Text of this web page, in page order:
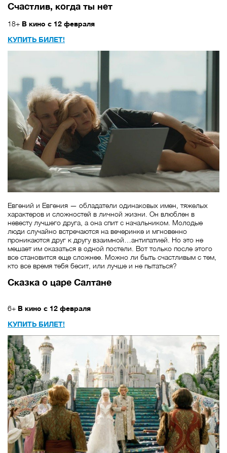
Счастлив, когда ты нет
18+ В кино с 12 февраля
КУПИТЬ БИЛЕТ!
Евгений и Евгения — обладатели одинаковых имен, тяжелых
характеров и сложностей в личной жизни. Он влюблен в
невесту лучшего друга, а она спит с начальником. Молодые
люди случайно встречаются на вечеринке и мгновенно
проникаются друг к другу взаимной…антипатией. Но это не
мешает им оказаться в одной постели. Вот только после этого
все становится еще сложнее. Можно ли быть счастливым с тем,
кто все время тебя бесит, или лучше и не пытаться?
Сказка о царе Салтане
6+ В кино с 12 февраля
КУПИТЬ БИЛЕТ!